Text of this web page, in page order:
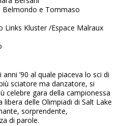
Belmondo e Tommaso
Kluster /Espace Malraux
’90 al quale piaceva lo sci di
sciatore ma danzatore, si
celebre gara della campionessa
delle Olimpiadi di Salt Lake
sorprendente,
di parole.